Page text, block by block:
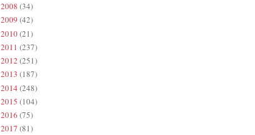
2008 (34)
2009 (42)
2010(21)
2011 (237)
2012 (251)
2013 (187)
2014 (248)
2015 (104)
2016 (75)
2017 (81)